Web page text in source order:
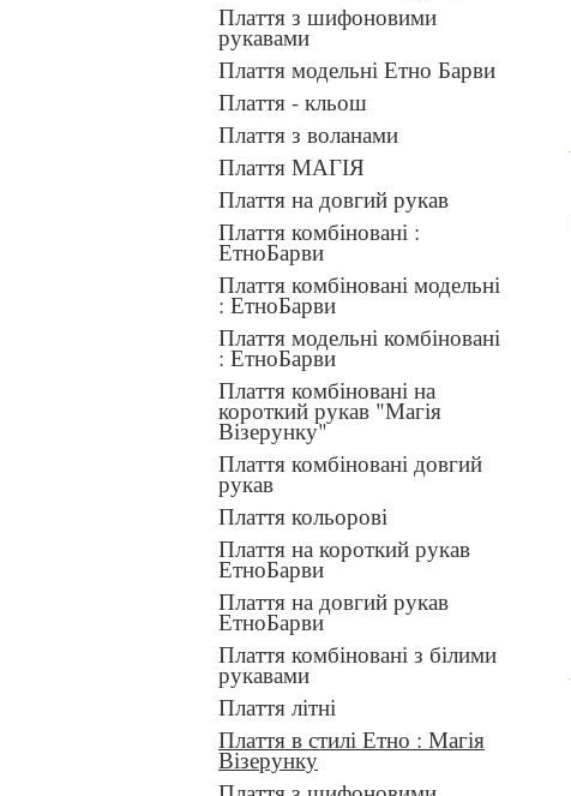
Плаття з шифоновими
рукавами
Плаття модельні Етно Барви
Плаття - кльош
Плаття з воланами
Плаття МАГІЯ
Плаття на довгий рукав
Плаття комбіновані :
ЕтноБарви
Плаття комбіновані модельні
: ЕтноБарви
Плаття модельні комбіновані
: ЕтноБарви
Плаття комбіновані на
короткий рукав "Магія
Візерунку"
Плаття комбіновані довгий
рукав
Плаття кольорові
Плаття на короткий рукав
ЕтноБарви
Плаття на довгий рукав
ЕтноБарви
Плаття комбіновані з білими
рукавами
Плаття літні
Плаття в стилі Етно : Магія
Візерунку